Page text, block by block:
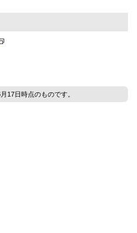
17日時点のものです。